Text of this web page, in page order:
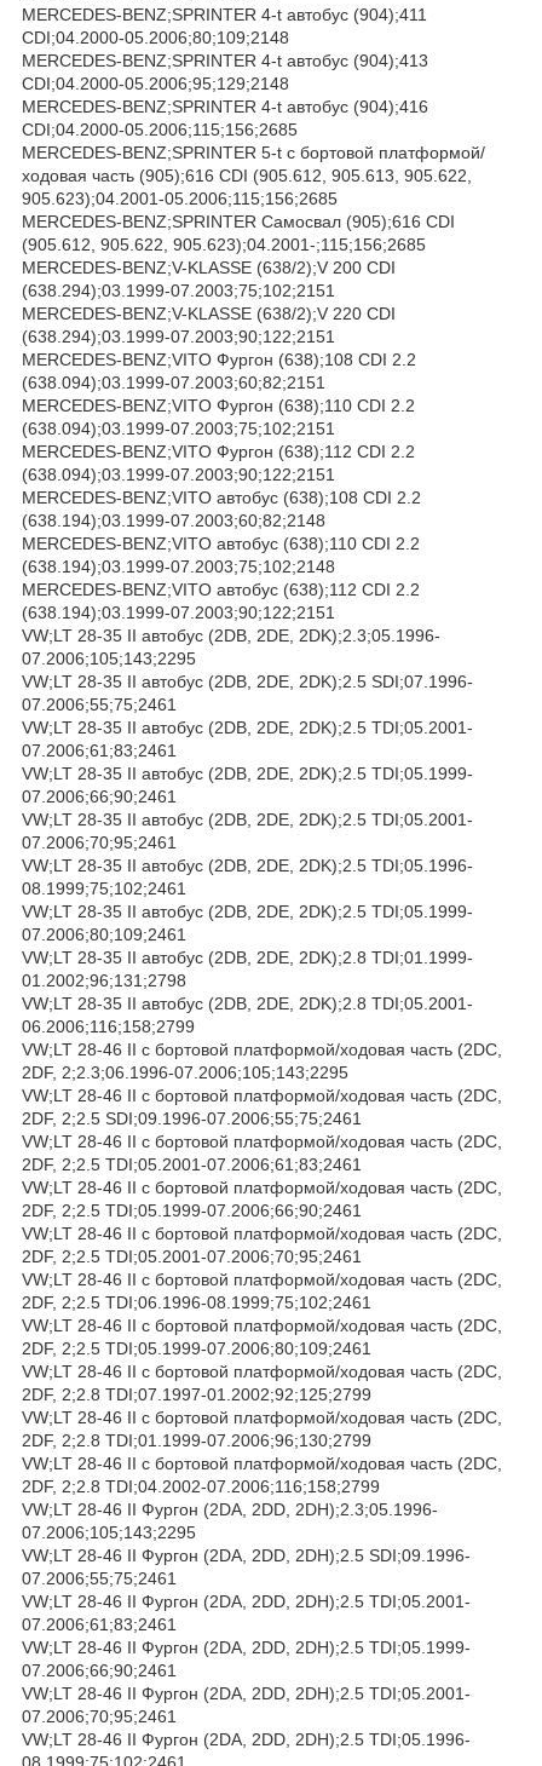
MERCEDES-BENZ;SPRINTER 4-t автобус (904);411
CDI;04.2000-05.2006;80;109;2148
MERCEDES-BENZ;SPRINTER 4-t автобус (904);413
CDI;04.2000-05.2006;95;129;2148
MERCEDES-BENZ;SPRINTER 4-t автобус (904);416
CDI;04.2000-05.2006;115;156;2685
MERCEDES-BENZ;SPRINTER 5-t c бортовой платформой/
ходовая часть (905);616 CDI (905.612, 905.613, 905.622,
905.623);04.2001-05.2006;115;156;2685
MERCEDES-BENZ;SPRINTER Самосвал (905);616 CDI
(905.612, 905.622, 905.623);04.2001-;115;156;2685
MERCEDES-BENZ;V-KLASSE (638/2);V 200 CDI
(638.294);03.1999-07.2003;75;102;2151
MERCEDES-BENZ;V-KLASSE (638/2);V 220 CDI
(638.294);03.1999-07.2003;90;122;2151
MERCEDES-BENZ;VITO Фургон (638);108 CDI 2.2
(638.094);03.1999-07.2003;60;82;2151
MERCEDES-BENZ;VITO Фургон (638);110 CDI 2.2
(638.094);03.1999-07.2003;75;102;2151
MERCEDES-BENZ;VITO Фургон (638);112 CDI 2.2
(638.094);03.1999-07.2003;90;122;2151
MERCEDES-BENZ;VITO автобус (638);108 CDI 2.2
(638.194);03.1999-07.2003;60;82;2148
MERCEDES-BENZ;VITO автобус (638);110 CDI 2.2
(638.194);03.1999-07.2003;75;102;2148
MERCEDES-BENZ;VITO автобус (638);112 CDI 2.2
(638.194);03.1999-07.2003;90;122;2151
VW;LT 28-35 II автобус (2DB, 2DE, 2DK);2.3;05.1996-
07.2006;105;143;2295
VW;LT 28-35 II автобус (2DB, 2DE, 2DK);2.5 SDI;07.1996-
07.2006;55;75;2461
VW;LT 28-35 II автобус (2DB, 2DE, 2DK);2.5 TDI;05.2001-
07.2006;61;83;2461
VW;LT 28-35 II автобус (2DB, 2DE, 2DK);2.5 TDI;05.1999-
07.2006;66;90;2461
VW;LT 28-35 II автобус (2DB, 2DE, 2DK);2.5 TDI;05.2001-
07.2006;70;95;2461
VW;LT 28-35 II автобус (2DB, 2DE, 2DK);2.5 TDI;05.1996-
08.1999;75;102;2461
VW;LT 28-35 II автобус (2DB, 2DE, 2DK);2.5 TDI;05.1999-
07.2006;80;109;2461
VW;LT 28-35 II автобус (2DB, 2DE, 2DK);2.8 TDI;01.1999-
01.2002;96;131;2798
VW;LT 28-35 II автобус (2DB, 2DE, 2DK);2.8 TDI;05.2001-
06.2006;116;158;2799
VW;LT 28-46 II c бортовой платформой/ходовая часть (2DC,
2DF, 2;2.3;06.1996-07.2006;105;143;2295
VW;LT 28-46 II c бортовой платформой/ходовая часть (2DC,
2DF, 2;2.5 SDI;09.1996-07.2006;55;75;2461
VW;LT 28-46 II c бортовой платформой/ходовая часть (2DC,
2DF, 2;2.5 TDI;05.2001-07.2006;61;83;2461
VW;LT 28-46 II c бортовой платформой/ходовая часть (2DC,
2DF, 2;2.5 TDI;05.1999-07.2006;66;90;2461
VW;LT 28-46 II c бортовой платформой/ходовая часть (2DC,
2DF, 2;2.5 TDI;05.2001-07.2006;70;95;2461
VW;LT 28-46 II c бортовой платформой/ходовая часть (2DC,
2DF, 2;2.5 TDI;06.1996-08.1999;75;102;2461
VW;LT 28-46 II c бортовой платформой/ходовая часть (2DC,
2DF, 2;2.5 TDI;05.1999-07.2006;80;109;2461
VW;LT 28-46 II c бортовой платформой/ходовая часть (2DC,
2DF, 2;2.8 TDI;07.1997-01.2002;92;125;2799
VW;LT 28-46 II c бортовой платформой/ходовая часть (2DC,
2DF, 2;2.8 TDI;01.1999-07.2006;96;130;2799
VW;LT 28-46 II c бортовой платформой/ходовая часть (2DC,
2DF, 2;2.8 TDI;04.2002-07.2006;116;158;2799
VW;LT 28-46 II Фургон (2DA, 2DD, 2DH);2.3;05.1996-
07.2006;105;143;2295
VW;LT 28-46 II Фургон (2DA, 2DD, 2DH);2.5 SDI;09.1996-
07.2006;55;75;2461
VW;LT 28-46 II Фургон (2DA, 2DD, 2DH);2.5 TDI;05.2001-
07.2006;61;83;2461
VW;LT 28-46 II Фургон (2DA, 2DD, 2DH);2.5 TDI;05.1999-
07.2006;66;90;2461
VW;LT 28-46 II Фургон (2DA, 2DD, 2DH);2.5 TDI;05.2001-
07.2006;70;95;2461
VW;LT 28-46 II Фургон (2DA, 2DD, 2DH);2.5 TDI;05.1996-
08.1999;75;102;2461